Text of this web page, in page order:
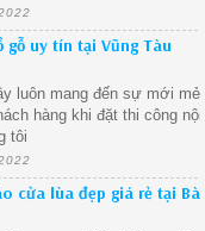
lượng nhất
uy tín tại Vũng Tàu
luôn mang đến sự mới mẻ
hàng khi đặt thi công nội
tôi
cửa lùa đẹp giá rẻ tại Bà